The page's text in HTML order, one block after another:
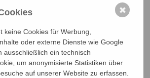
Entwicklung und Gerechtigkeit e.V.
keine Cookies für Werbung,
oder externe Dienste wie Google
ausschließlich ein technisch
um anonymisierte Statistiken über
auf unserer Website zu erfassen.
✖